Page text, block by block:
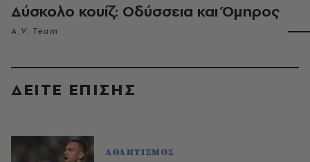
Δύσκολο κουίζ: Οδύσσεια και Όμηρος
A.V. Team
ΔΕΙΤΕ ΕΠΙΣΗΣ
ΑΘΛΗΤΙΣΜΟΣ